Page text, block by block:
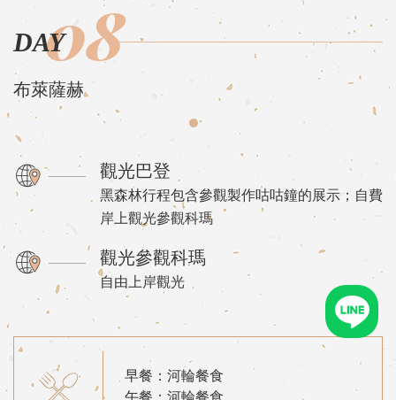
DAY08
布萊薩赫
觀光巴登
黑森林行程包含參觀製作咕咕鐘的展示；自費
岸上觀光參觀科瑪
觀光參觀科瑪
自由上岸觀光
早餐：河輪餐食